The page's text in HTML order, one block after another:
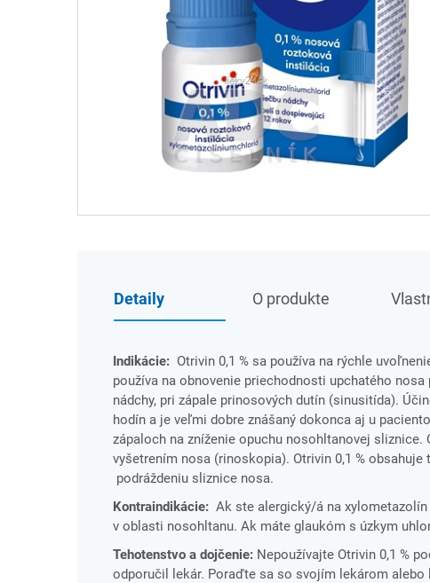
Detaily O produkte
Indikácie: Otrivin 0,1 % sa používa na rýchle
používa na obnovenie priechodnosti upchatého
nádchy, pri zápale prinosových dutín (sinusitída).
hodín a je veľmi dobre znášaný dokonca aj u
zápaloch na zníženie opuchu nosohltanovej sliznice.
vyšetrením nosa (rinoskopia). Otrivin 0,1 %
podráždeniu sliznice nosa.
Kontraindikácie: Ak ste alergický/á na
v oblasti nosohltanu. Ak máte glaukóm s úzkym
Tehotenstvo a dojčenie: Nepoužívajte Otrivin 0,1 %
odporučil lekár. Poraďte sa so svojím lekárom